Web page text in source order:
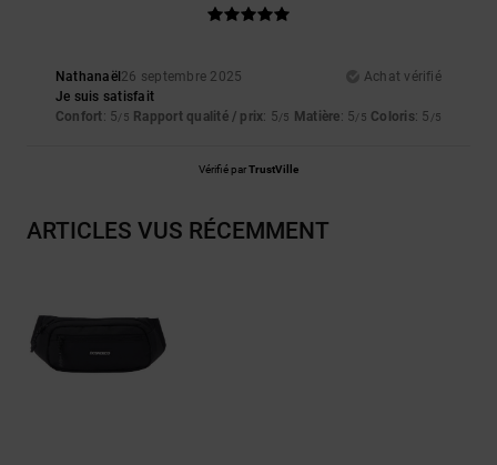
Nathanaël 26 septembre 2025
Achat vérifié
Je suis satisfait
Confort: 5/5 Rapport qualité / prix: 5/5 Matière: 5/5 Coloris: 5 /5
Vérifié parTrustVille
ARTICLES VUS RÉCEMMENT